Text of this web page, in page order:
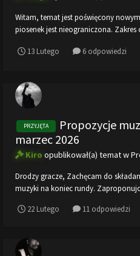
Witam, temat jest poświęcony
piosenek jest nieograniczona. Zakres
13 Lutego
6 odpowiedzi
PRZYJĘTA
Propozycje
marzec 2026
Kiro opublikował(a) temat w
Drodzy gracze, Zachęcam do
muzyki na koniec rundy.
odpowiedzi, aby poprawnie dodać
22 Lutego 11 odpowiedzi